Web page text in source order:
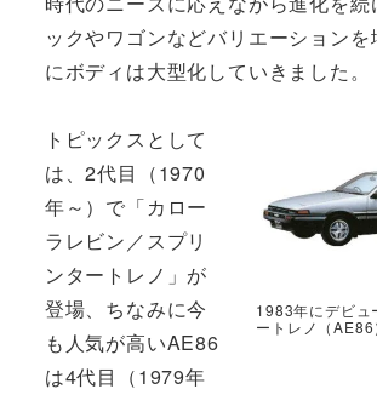
ックやワゴンなどバリエーションを
にボディは大型化していきました。
1983年にデビュ
ートレノ（AE86
トピックスとして
は、2代目（1970
年～）で「カロー
ラレビン／スプリ
ンタートレノ」が
登場、ちなみに今
も人気が高いAE86
は4代目（1979年